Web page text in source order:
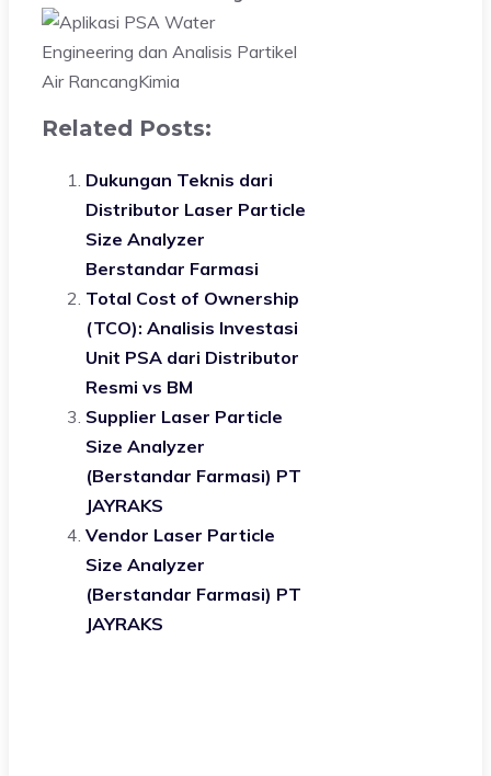
Related Posts:
Dukungan Teknis dari
Distributor Laser Particle
Size Analyzer
Berstandar Farmasi
Total Cost of Ownership
(TCO): Analisis Investasi
Unit PSA dari Distributor
Resmi vs BM
Supplier Laser Particle
Size Analyzer
(Berstandar Farmasi) PT
JAYRAKS
Vendor Laser Particle
Size Analyzer
(Berstandar Farmasi) PT
JAYRAKS